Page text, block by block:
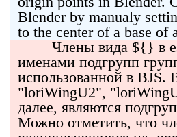
Blender by manualy
to the center of a base of
Члены вида ${} в
именами подгрупп
использованной в
"loriWingU2",
далее, являются
Можно отметить, что